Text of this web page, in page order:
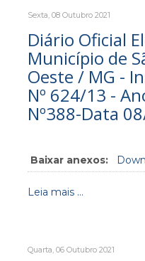
Sexta, 08 Outubro 2021
Diário Oficial
Município de
Oeste / MG -
Nº 624/13 -
Nº388-Data
Baixar anexos:
Leia mais ...
Quarta, 06 Outubro 2021